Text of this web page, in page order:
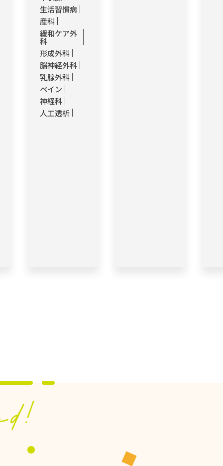
生活習慣病
産科
緩和ケア外
科
形成外科
脳神経外科
乳腺外科
ペイン
神経科
人工透析